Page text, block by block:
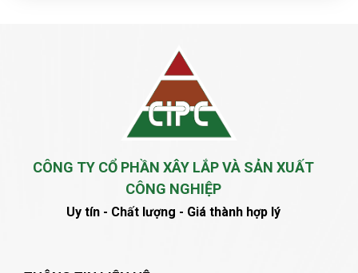
CÔNG TY CỔ PHẦN XÂY LẮP VÀ SẢN XUẤT
CÔNG NGHIỆP
Uy tín - Chất lượng - Giá thành hợp lý